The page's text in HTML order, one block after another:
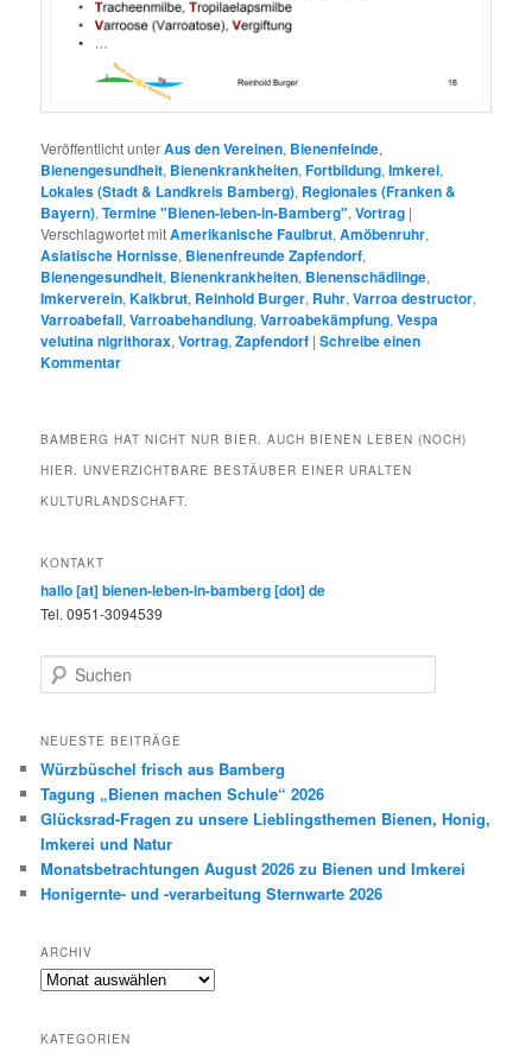
Veröffentlicht unterAus den Vereinen, Bienenfeinde,
Bienengesundheit, Bienenkrankheiten,Fortbildung,Imkerei,
Lokales (Stadt & Landkreis Bamberg), Regionales (Franken &
Bayern),Termine "Bienen-leben-in-Bamberg",Vortrag |
Verschlagwortet mitAmerikanische Faulbrut,Amöbenruhr,
Asiatische Hornisse, Bienenfreunde Zapfendorf,
Bienengesundheit, Bienenkrankheiten, Bienenschädlinge,
Imkerverein,Kalkbrut, Reinhold Burger, Ruhr,Varroa destructor,
Varroabefall,Varroabehandlung,Varroabekämpfung,Vespa
velutina nigrithorax,Vortrag,Zapfendorf |Schreibe einen
Kommentar
BAMBERG HAT NICHT NUR BIER. AUCH BIENEN LEBEN (NOCH)
HIER. UNVERZICHTBARE BESTÄUBER EINER URALTEN
KULTURLANDSCHAFT.
KONTAKT
hallo [at] bienen-leben-in-bamberg [dot] de
Tel. 0951-3094539
u
h
n
NEUESTE BEITRÄGE
Würzbüschel frisch aus Bamberg
Tagung „Bienen machen Schule“ 2026
Glücksrad-Fragen zu unsere Lieblingsthemen Bienen, Honig,
Imkerei und Natur
Monatsbetrachtungen August 2026 zu Bienen und Imkerei
Honigernte- und -verarbeitung Sternwarte 2026
ARCHIV
Archiv
KATEGORIEN